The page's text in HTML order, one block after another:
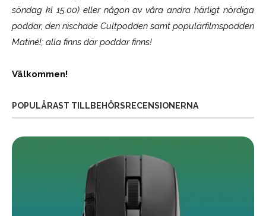
söndag kl 15.00) eller någon av våra andra härligt nördiga
poddar, den nischade Cultpodden samt populärfilmspodden
Matiné!; alla finns där poddar finns!
Välkommen!
POPULÄRAST TILLBEHÖRSRECENSIONERNA